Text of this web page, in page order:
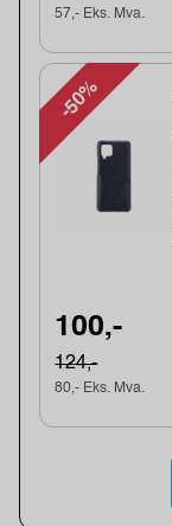
57,- Eks. Mva.
-50%
100,-
124,-
80,- Eks. Mva.